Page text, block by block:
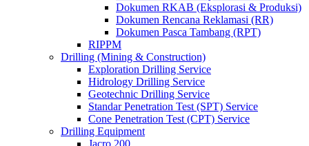
Dokumen RKAB (Eksplorasi & Produksi)
Dokumen Rencana Reklamasi (RR)
Dokumen Pasca Tambang (RPT)
RIPPM
Drilling (Mining & Construction)
Exploration Drilling Service
Hidrology Drilling Service
Geotechnic Drilling Service
Standar Penetration Test (SPT) Service
Cone Penetration Test (CPT) Service
Drilling Equipment
Jacro 200